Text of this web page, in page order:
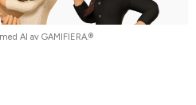
AI av GAMIFIERA.®